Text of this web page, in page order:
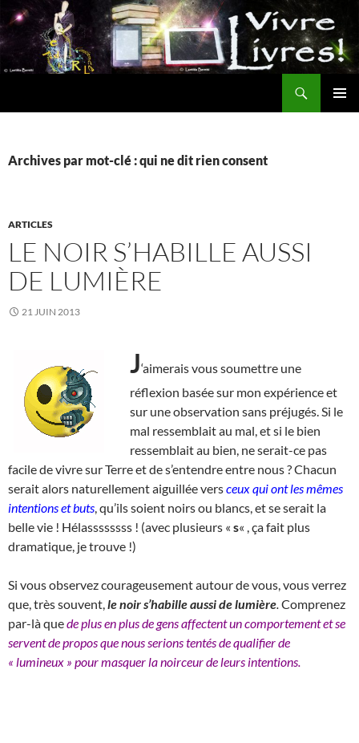
Aller
au
contenu
Archives par mot-clé : qui ne dit rien consent
ARTICLES
LE NOIR S’HABILLE AUSSI
DE LUMIÈRE
21 JUIN 2013
J‘aimerais vous soumettre une
réflexion basée sur mon expérience et
sur une observation sans préjugés. Si le
mal ressemblait au mal, et si le bien
ressemblait au bien, ne serait-ce pas
facile de vivre sur Terre et de s’entendre entre nous ? Chacun
serait alors naturellement aiguillée versceux qui ont les mêmes
intentions et buts , qu’ils soient noirs ou blancs, et se serait la
belle vie ! Hélassssssss ! (avec plusieurs « s« , ça fait plus
dramatique, je trouve !)
Si vous observez courageusement autour de vous, vous verrez
que, très souvent, le noir s’habille aussi de lumière Comprenez
par-là quede plus en plus de gens affectent un comportement et se
servent de propos que nous serions tentés de qualifier de
« lumineux » pour masquer la noirceur de leurs intentions.